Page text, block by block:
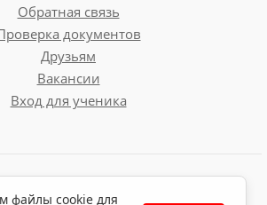
Обратная связь
документов
Друзьям
Вакансии
Вход для ученика
файлы cookie для